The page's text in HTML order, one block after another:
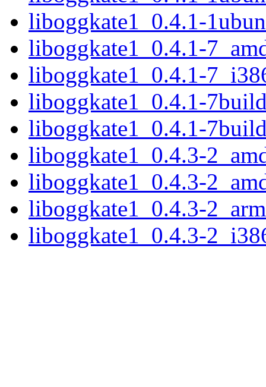
liboggkate1_0.4.1-
liboggkate1_0.4.1-
liboggkate1_0.4.1-
liboggkate1_0.4.1-
liboggkate1_0.4.1-
liboggkate1_0.4.3-
liboggkate1_0.4.3-
liboggkate1_0.4.3-
liboggkate1_0.4.3-